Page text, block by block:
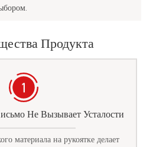
Продукта
Не Вызывает Усталости
материала на рукоятке делает